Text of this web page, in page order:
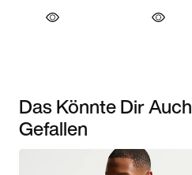
Das Könnte Dir Auch
Gefallen